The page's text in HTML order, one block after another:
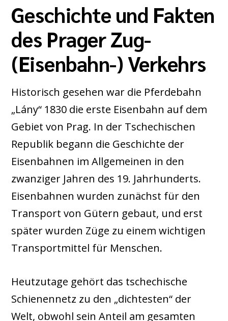
Geschichte und Fakten
des Prager Zug-
(Eisenbahn-) Verkehrs
Historisch gesehen war die Pferdebahn
„Lány“ 1830 die erste Eisenbahn auf dem
Gebiet von Prag. In der Tschechischen
Republik begann die Geschichte der
Eisenbahnen im Allgemeinen in den
zwanziger Jahren des 19. Jahrhunderts.
Eisenbahnen wurden zunächst für den
Transport von Gütern gebaut, und erst
später wurden Züge zu einem wichtigen
Transportmittel für Menschen.
Heutzutage gehört das tschechische
Schienennetz zu den „dichtesten“ der
Welt, obwohl sein Anteil am gesamten